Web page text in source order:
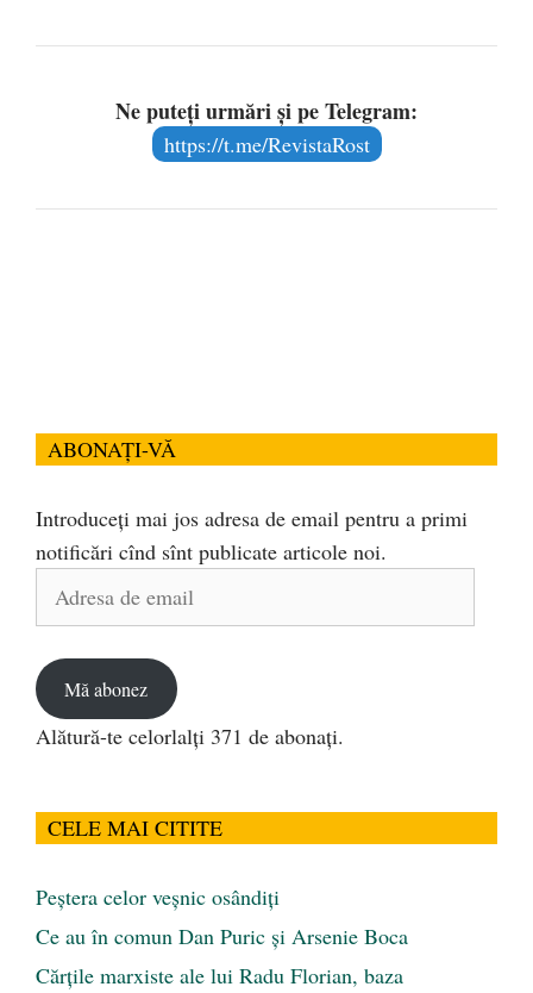
Ne puteți urmări și pe Telegram:
https://t.me/RevistaRost
ABONAȚI-VĂ
Introduceți mai jos adresa de email pentru a primi
notificări cînd sînt publicate articole noi.
Adresa
Mă abonez
Alătură-te celorlalți 371 de abonați.
CELE MAI CITITE
Peştera celor veşnic osândiţi
Ce au în comun Dan Puric şi Arsenie Boca
Cărţile marxiste ale lui Radu Florian, baza